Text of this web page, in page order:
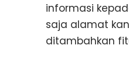
informasi
saja alamat
ditambahkan